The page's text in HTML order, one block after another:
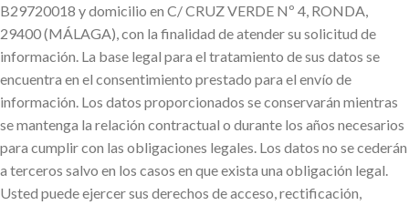
B29720018 y domicilio en C/ CRUZ VERDE Nº 4, RONDA,
29400 (MÁLAGA), con la finalidad de atender su solicitud de
información. La base legal para el tratamiento de sus datos se
encuentra en el consentimiento prestado para el envío de
información. Los datos proporcionados se conservarán mientras
se mantenga la relación contractual o durante los años necesarios
para cumplir con las obligaciones legales. Los datos no se cederán
a terceros salvo en los casos en que exista una obligación legal.
Usted puede ejercer sus derechos de acceso, rectificación,